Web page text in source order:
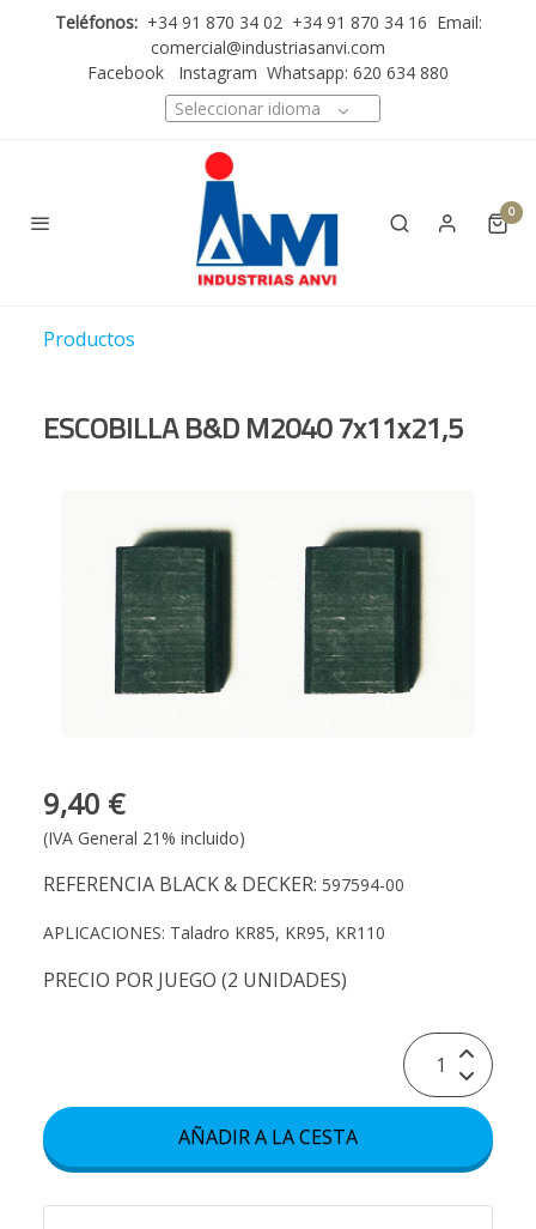
Teléfonos: +34 91 870 34 02 +34 91 870 34 16 Email:
comercial@industriasanvi.com
Facebook
Instagram Whatsapp: 620 634 880
Seleccionar idioma
0
Productos
ESCOBILLA B&D M2040 7x11x21,5
9,40 €
(IVA General 21% incluido)
REFERENCIA BLACK & DECKER: 597594-00
APLICACIONES: Taladro KR85, KR95, KR110
PRECIO POR JUEGO (2 UNIDADES)
AÑADIR A LA CESTA